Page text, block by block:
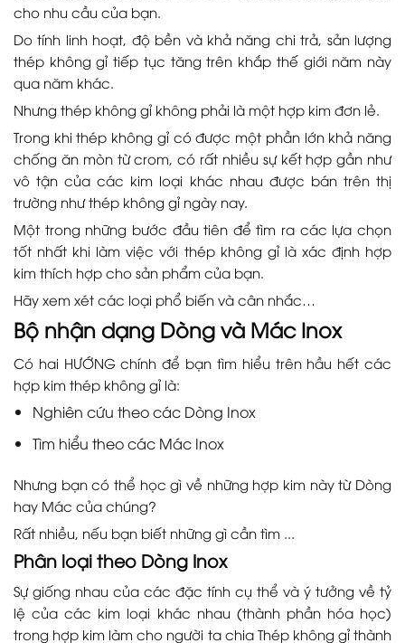
cho nhu cầu của bạn.
Do tính linh hoạt, độ bền và khả năng chi trả, sản lượng
thép không gỉ tiếp tục tăng trên khắp thế giới năm này
qua năm khác.
Nhưng thép không gỉ không phải là một hợp kim đơn lẻ.
Trong khi thép không gỉ có được một phần lớn khả năng
chống ăn mòn từ crom, có rất nhiều sự kết hợp gần như
vô tận của các kim loại khác nhau được bán trên thị
trường như thép không gỉ ngày nay.
Một trong những bước đầu tiên để tìm ra các lựa chọn
tốt nhất khi làm việc với thép không gỉ là xác định hợp
kim thích hợp cho sản phẩm của bạn.
Hãy xem xét các loại phổ biến và cân nhắc…
Bộ nhận dạng Dòng và Mác Inox
Có hai HƯỚNG chính để bạn tìm hiểu trên hầu hết các
hợp kim thép không gỉ là:
Nghiên cứu theo các Dòng Inox
Tìm hiểu theo các Mác Inox
Nhưng bạn có thể học gì về những hợp kim này từ Dòng
hay Mác của chúng?
Rất nhiều, nếu bạn biết những gì cần tìm ...
Phân loại theo Dòng Inox
Sự giống nhau của các đặc tính cụ thể và ý tưởng về tỷ
lệ của các kim loại khác nhau (thành phần hóa học)
trong hợp kim làm cho người ta chia Thép không gỉ thành